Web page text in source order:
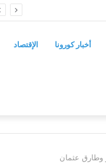
أخبار كورونا الإقتصاد
وطارق عثمان